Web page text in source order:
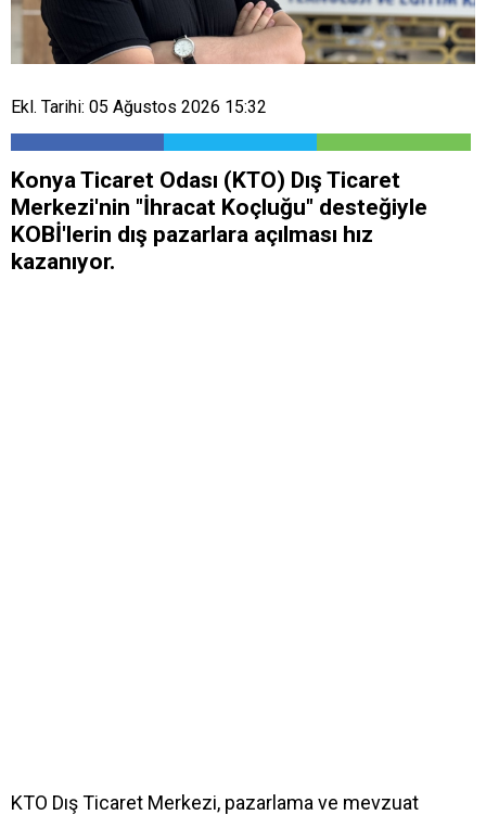
Ekl. Tarihi: 05 Ağustos 2026 15:32
Konya Ticaret Odası (KTO) Dış Ticaret
Merkezi'nin "İhracat Koçluğu" desteğiyle
KOBİ'lerin dış pazarlara açılması hız
kazanıyor.
KTO Dış Ticaret Merkezi, pazarlama ve mevzuat